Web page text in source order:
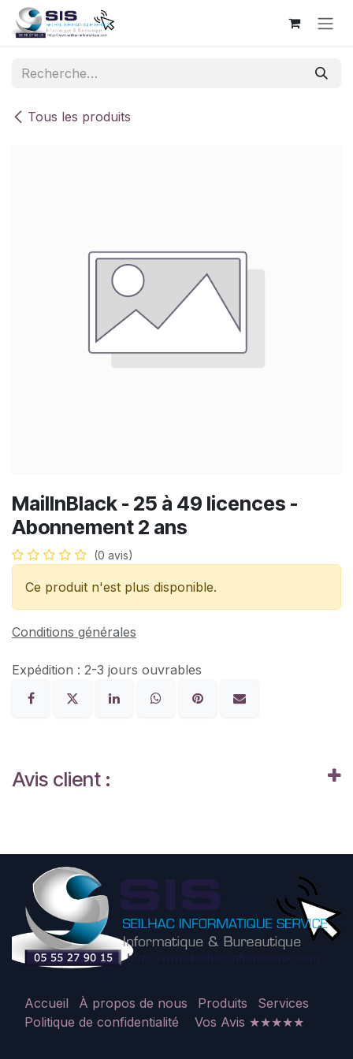
Se rendre au contenu
Tous les produits
MailInBlack - 25 à 49 licences -
Abonnement 2 ans
(0 avis)
Ce produit n'est plus disponible.
Conditions générales
Expédition : 2-3 jours ouvrables
Avis client :
Accueil À propos de nous Produits
Services
Politique de confidentialité
Vos Avis ★★★★★